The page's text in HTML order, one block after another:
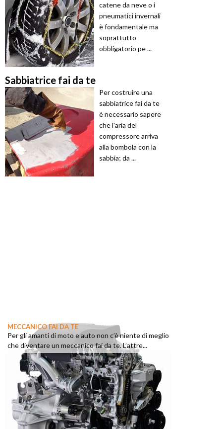
catene da neve o i
pneumatici invernali
è fondamentale ma
soprattutto
obbligatorio pe ...
Sabbiatrice fai da te
Per costruire una
sabbiatrice fai da te
è necessario sapere
che l'aria del
compressore arriva
alla bombola con la
sabbia; da ...
MECCANICO FAI DA TE
Per gli amanti di moto e auto non c’è niente di meglio
che diventare un meccanico fai da te. L’attre...